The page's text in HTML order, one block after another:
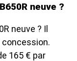
neuve ?
neuve ? Il
concession.
165 € par